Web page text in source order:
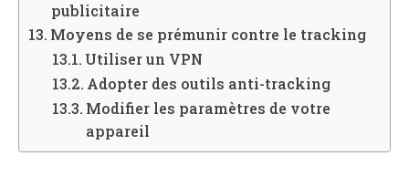
publicitaire
Moyens de se prémunir contre le tracking
Utiliser un VPN
Adopter des outils anti-tracking
Modifier les paramètres de votre
appareil